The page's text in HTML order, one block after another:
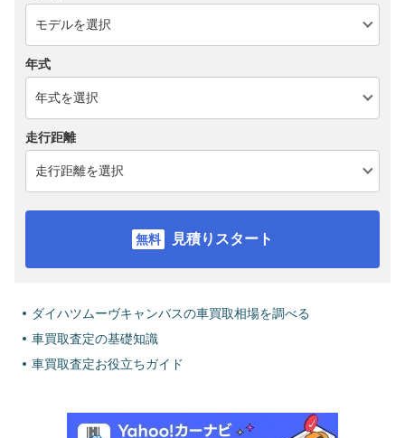
年式
走行距離
見積りスタート
ダイハツムーヴキャンバスの車買取相場を調べる
車買取査定の基礎知識
車買取査定お役立ちガイド